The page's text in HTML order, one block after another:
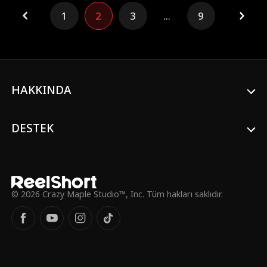
kralı kayınpederi Volkan Moran'la akıl
savaşı verir. Tek bir prensibi var: "Benim
adamıma dokunana hayatı zehir ederim."
1 2 3 ... 9
HAKKINDA
DESTEK
© 2026 Crazy Maple Studio™, Inc. Tüm hakları saklıdır.